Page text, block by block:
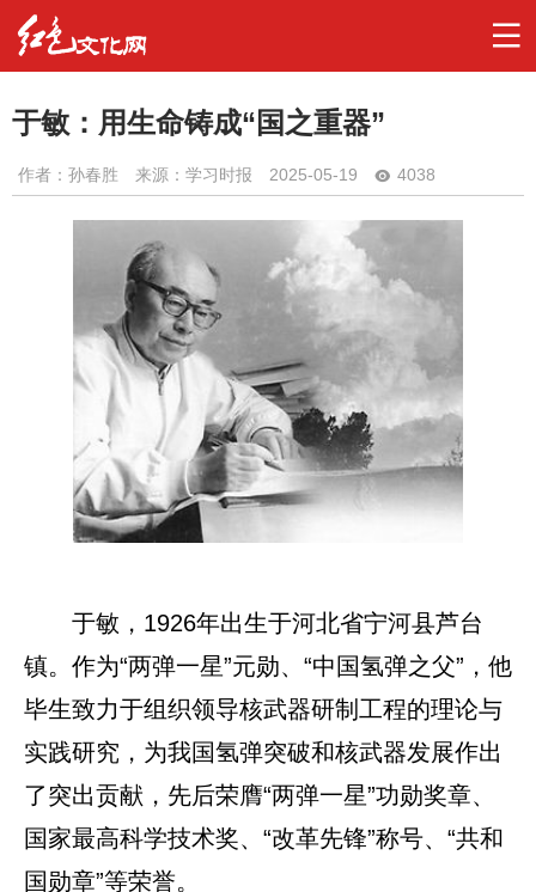
于敏：用生命铸成“国之重器”
作者： 孙春胜 来源：学习时报 2025-05-19 4038
于敏，1926年出生于河北省宁河县芦台
镇。作为“两弹一星”元勋、“中国氢弹之父”，他
毕生致力于组织领导核武器研制工程的理论与
实践研究，为我国氢弹突破和核武器发展作出
了突出贡献，先后荣膺“两弹一星”功勋奖章、
国家最高科学技术奖、“改革先锋”称号、“共和
国勋章”等荣誉。